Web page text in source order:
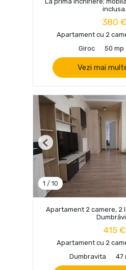
inclusa.
380 €
Apartament cu 2
Giroc
50 mp
Vezi mai
1 / 10
Previous
Apartament 2 camere, 2
415 €
Apartament cu 2
Dumbravita
47